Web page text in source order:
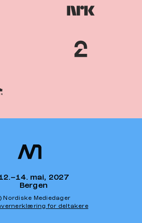
mai, 2027
Bergen
Nordiske Mediedager
for deltakere